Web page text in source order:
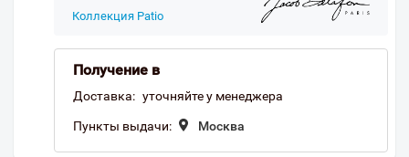
Коллекция Patio
Получение в
Доставка: уточняйте у менеджера
Пункты выдачи: Москва